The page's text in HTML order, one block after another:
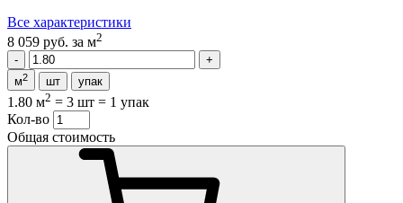
Все характеристики
8 059 руб. за м2
м2 шт упак
1.80 м2 = 3 шт = 1 упак
Кол-во
Общая стоимость